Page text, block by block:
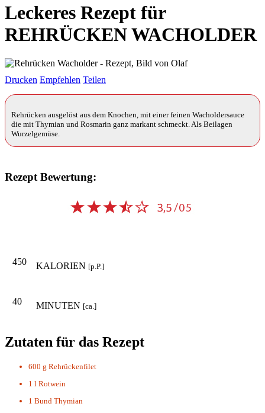
Leckeres Rezept für
REHRÜCKEN WACHOLDER
Drucken Empfehlen Teilen
Rehrücken ausgelöst aus dem Knochen, mit einer feinen Wacholdersauce
die mit Thymian und Rosmarin ganz markant schmeckt. Als Beilagen
Wurzelgemüse.
Rezept Bewertung:
450 KALORIEN [p.P.]
40 MINUTEN [ca.]
Zutaten für das Rezept
600 g Rehrückenfilet
1 l Rotwein
1 Bund Thymian